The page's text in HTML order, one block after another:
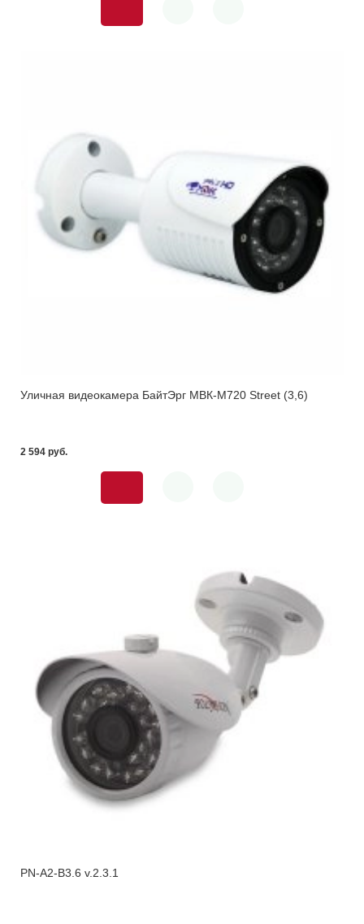
Уличная видеокамера БайтЭрг МВК-М720 Street (3,6)
2 594 pуб.
PN-A2-B3.6 v.2.3.1